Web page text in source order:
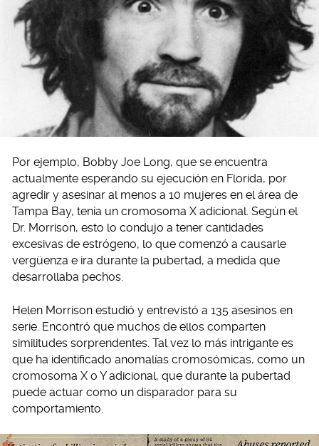
Por ejemplo, Bobby Joe Long, que se encuentra
actualmente esperando su ejecución en Florida, por
agredir y asesinar al menos a 10 mujeres en el área de
Tampa Bay, tenía un cromosoma X adicional. Según el
Dr. Morrison, esto lo condujo a tener cantidades
excesivas de estrógeno, lo que comenzó a causarle
vergüenza e ira durante la pubertad, a medida que
desarrollaba pechos.
Helen Morrison estudió y entrevistó a 135 asesinos en
serie. Encontró que muchos de ellos comparten
similitudes sorprendentes. Tal vez lo más intrigante es
que ha identificado anomalías cromosómicas, como un
cromosoma X o Y adicional, que durante la pubertad
puede actuar como un disparador para su
comportamiento.